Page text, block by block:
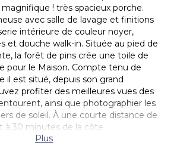
! très spacieux porche.
avec salle de lavage et finitions
intérieure de couleur noyer,
et douche walk-in. Située au pied de
la forêt de pins crée une toile de
pour le Maison. Compte tenu de
il est situé, depuis son grand
profiter des meilleures vues des
ainsi que photographier les
de soleil. À une courte distance de
à 30 minutes de la côte.
Plus